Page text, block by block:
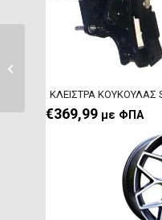
ΚΛΕΙΣΤΡΑ ΚΟΥΚΟΥΛΑΣ
€369,99 με ΦΠΑ
ΟΠΙΣΘΙΑ...